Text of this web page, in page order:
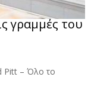
γραμμές του
Pitt – Όλο το